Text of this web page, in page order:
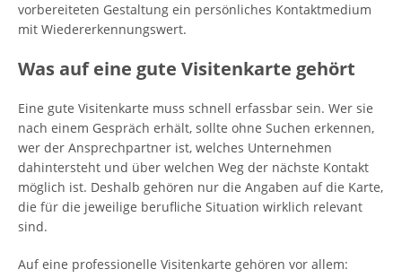
vorbereiteten Gestaltung ein persönliches Kontaktmedium
mit Wiedererkennungswert.
Was auf eine gute Visitenkarte gehört
Eine gute Visitenkarte muss schnell erfassbar sein. Wer sie
nach einem Gespräch erhält, sollte ohne Suchen erkennen,
wer der Ansprechpartner ist, welches Unternehmen
dahintersteht und über welchen Weg der nächste Kontakt
möglich ist. Deshalb gehören nur die Angaben auf die Karte,
die für die jeweilige berufliche Situation wirklich relevant
sind.
Auf eine professionelle Visitenkarte gehören vor allem: